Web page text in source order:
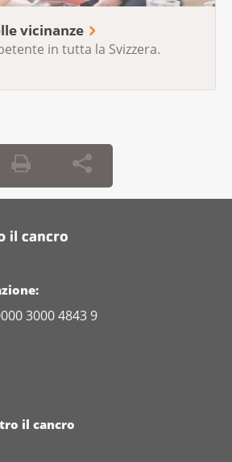
vicinanze
in tutta la Svizzera.
3000 4843 9
il cancro